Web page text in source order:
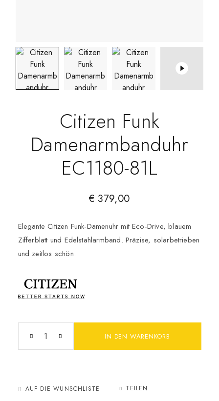
Citizen Funk
Damenarmbanduhr
EC1180-81L
€ 379,00
Elegante Citizen Funk-Damenuhr mit Eco-Drive, blauem
Zifferblatt und Edelstahlarmband. Präzise, solarbetrieben
und zeitlos schön.
IN DEN WARENKORB
AUF DIE WUNSCHLISTE TEILEN